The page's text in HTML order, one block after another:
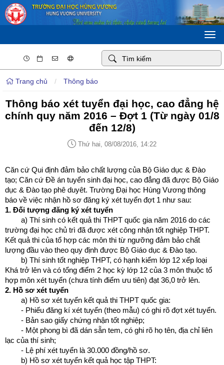
Trang chủ / Thông báo
Thông báo xét tuyển đại học, cao đẳng hệ
chính quy năm 2016 – Đợt 1 (Từ ngày 01/8
đến 12/8)
Thứ hai, 08/08/2016, 14:22
Căn cứ Qui định đảm bảo chất lượng của Bộ Giáo dục & Đào
tạo; Căn cứ Đề án tuyển sinh đại học, cao đẳng đã được Bộ Giáo
dục & Đào tạo phê duyêt. Trường Đại học Hùng Vương thông
báo về việc nhận hồ sơ đăng ký xét tuyển đợt 1 như sau:
1. Đối tượng đăng ký xét tuyển
a) Thí sinh có kết quả thi THPT quốc gia năm 2016 do các
trường đại học chủ trì đã được xét công nhận tốt nghiệp THPT.
Kết quả thi của tổ hợp các môn thi từ ngưỡng đảm bảo chất
lượng đầu vào theo quy định được Bộ Giáo dục & Đào tạo.
b) Thí sinh tốt nghiệp THPT, có hạnh kiểm lớp 12 xếp loại
Khá trở lên và có tổng điểm 2 học kỳ lớp 12 của 3 môn thuộc tổ
hợp môn xét tuyển (chưa tính điểm ưu tiên) đạt 36,0 trở lên.
2. Hồ sơ xét tuyển
a) Hồ sơ xét tuyển kết quả thi THPT quốc gia:
- Phiếu đăng kí xét tuyển (theo mẫu) có ghi rõ đợt xét tuyển.
- Bản sao giấy chứng nhận tốt nghiệp;
- Một phong bì đã dán sẵn tem, có ghi rõ họ tên, địa chỉ liên
lạc của thí sinh;
- Lệ phí xét tuyển là 30.000 đồng/hồ sơ.
b) Hồ sơ xét tuyển kết quả học tập THPT: